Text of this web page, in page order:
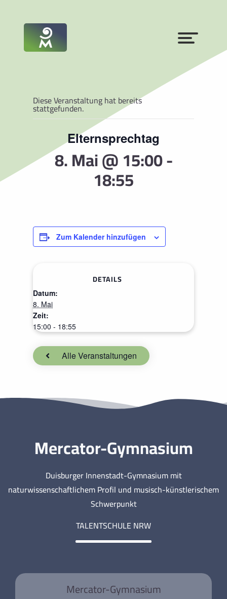
Diese Veranstaltung hat bereits
stattgefunden.
Elternsprechtag
8. Mai @ 15:00-
18:55
Zum Kalender hinzufügen
DETAILS
Datum:
8. Mai
Zeit:
15:00 - 18:55
Alle Veranstaltungen
Mercator-Gymnasium
Duisburger Innenstadt-Gymnasium mit
naturwissenschaftlichem Profil und musisch-künstlerischem
Schwerpunkt
TALENTSCHULE NRW
Mercator-Gymnasium